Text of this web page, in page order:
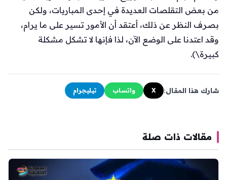
من بعض التقلصات العديدة في إحدى المباريات، ولكن
بصرف النظر عن ذلك، أعتقد أن الأمور تسير على ما يرام،
وقد اعتدنا على الوضع الآن، لذا فإنها لا تشكل مشكلة
كبيرة\).
شارك هذا المقال: X واتساب تيليجرام
مقالات ذات صلة